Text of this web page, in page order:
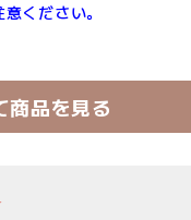
ください。
商品を見る